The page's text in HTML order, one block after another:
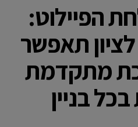
הפיילוט:
לציון תאפשר
מתקדמת
בניין